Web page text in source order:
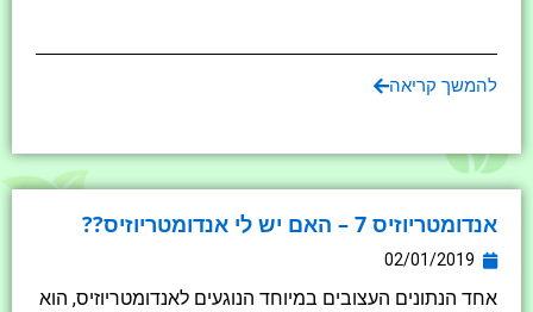
להמשך קריאה
אנדומטריוזיס 7 – האם יש לי אנדומטריוזיס??
02/01/2019
אחד הנתונים העצובים במיוחד הנוגעים לאנדומטריוזיס, הוא